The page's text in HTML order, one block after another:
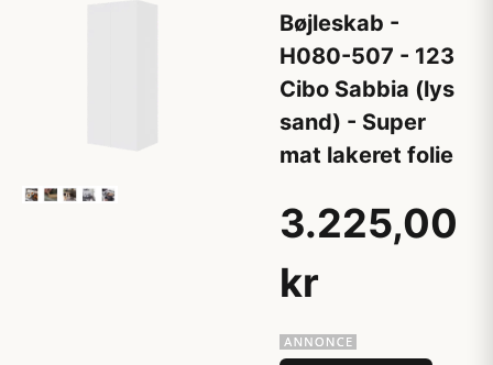
Bøjleskab -
H080-507 - 123
Cibo Sabbia (lys
sand) - Super
mat lakeret folie
3.225,00
kr